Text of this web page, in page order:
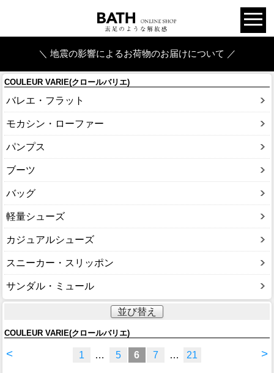
＼ 地震の影響によるお荷物のお届けについて ／
COULEUR VARIE(クロールバリエ)
バレエ・フラット
モカシン・ローファー
パンプス
ブーツ
バッグ
軽量シューズ
カジュアルシューズ
スニーカー・スリッポン
サンダル・ミュール
並び替え
COULEUR VARIE(クロールバリエ)
< >
1 … 5 6 7 … 21